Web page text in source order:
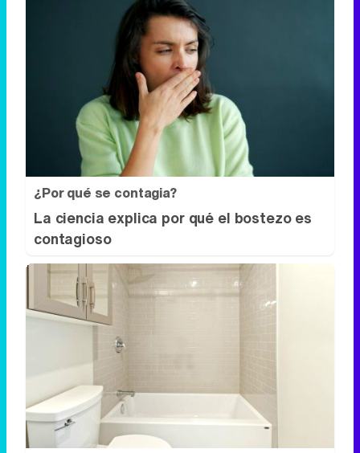
¿Por qué se contagia?
La ciencia explica por qué el bostezo es
contagioso